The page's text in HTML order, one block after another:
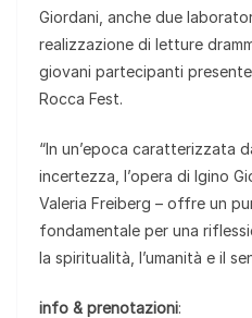
Giordani, anche due
realizzazione di letture
giovani partecipanti
Rocca Fest.
“In un’epoca caratterizzata
incertezza, l’opera di Igino
Valeria Freiberg – offre un
fondamentale per una
la spiritualità, l’umanità e il
info & prenotazioni: